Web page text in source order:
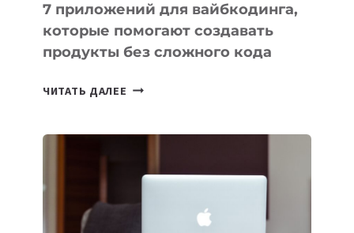
7 приложений для вайбкодинга,
которые помогают создавать
продукты без сложного кода
ЧИТАТЬ ДАЛЕЕ 7
ПОМОГАЮТ
СОЗДАВАТЬ